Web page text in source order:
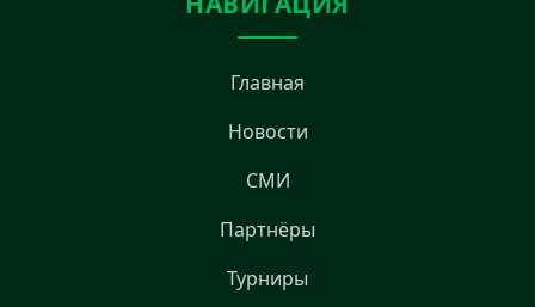
Главная
Новости
СМИ
Партнёры
Турниры